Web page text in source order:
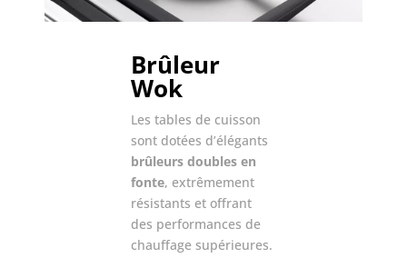
Brûleur
Wok
Les tables de cuisson
sont dotées d’élégants
brûleurs doubles en
fonte, extrêmement
résistants et offrant
des performances de
chauffage supérieures.